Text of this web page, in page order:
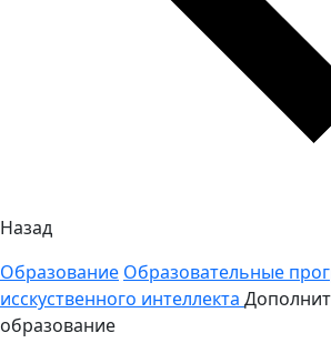
Назад
Образование Образовательные
исскуственного интеллекта
образование